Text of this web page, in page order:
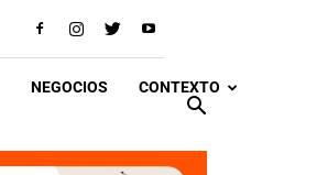
NEGOCIOS CONTEXTO